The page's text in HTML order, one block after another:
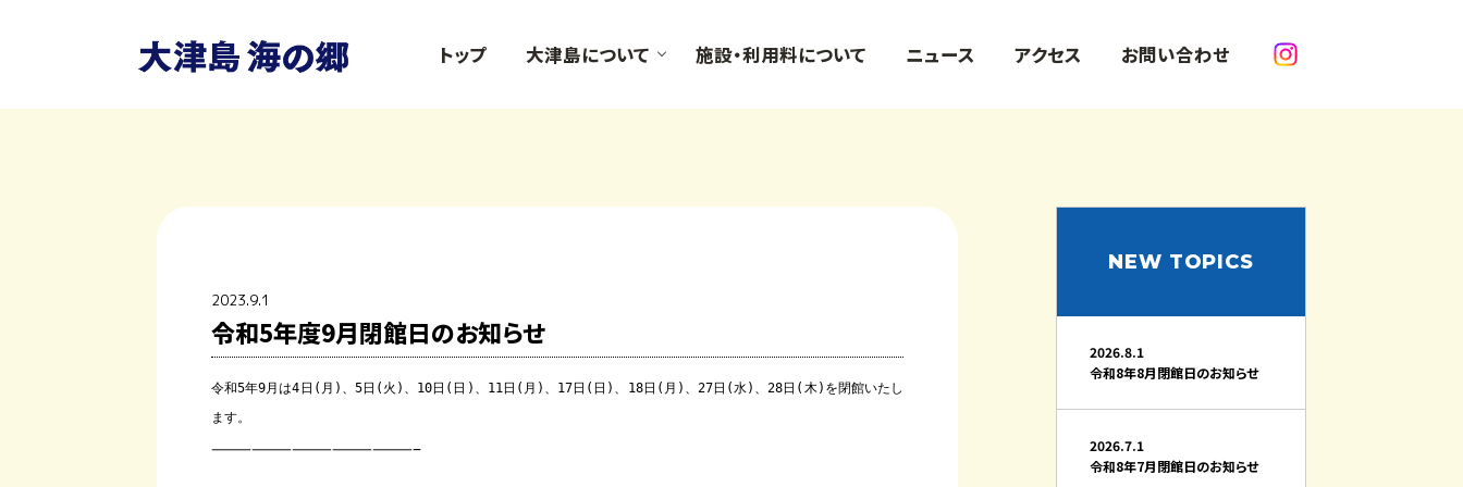
トップ 大津島について 施設・利用料について ニュース アクセス お問い合わせ
2023.9.1
令和5年度9月閉館日のお知らせ
令和5年9月は4日(月)、5日(火)、10日(日)、11日(月)、17日(日)、18日(月)、27日(水)、28日(木)を閉館いたし
ます。
———————————————–
NEW TOPICS
2026.8.1
令和8年8月閉館日のお知らせ
2026.7.1
令和8年7月閉館日のお知らせ